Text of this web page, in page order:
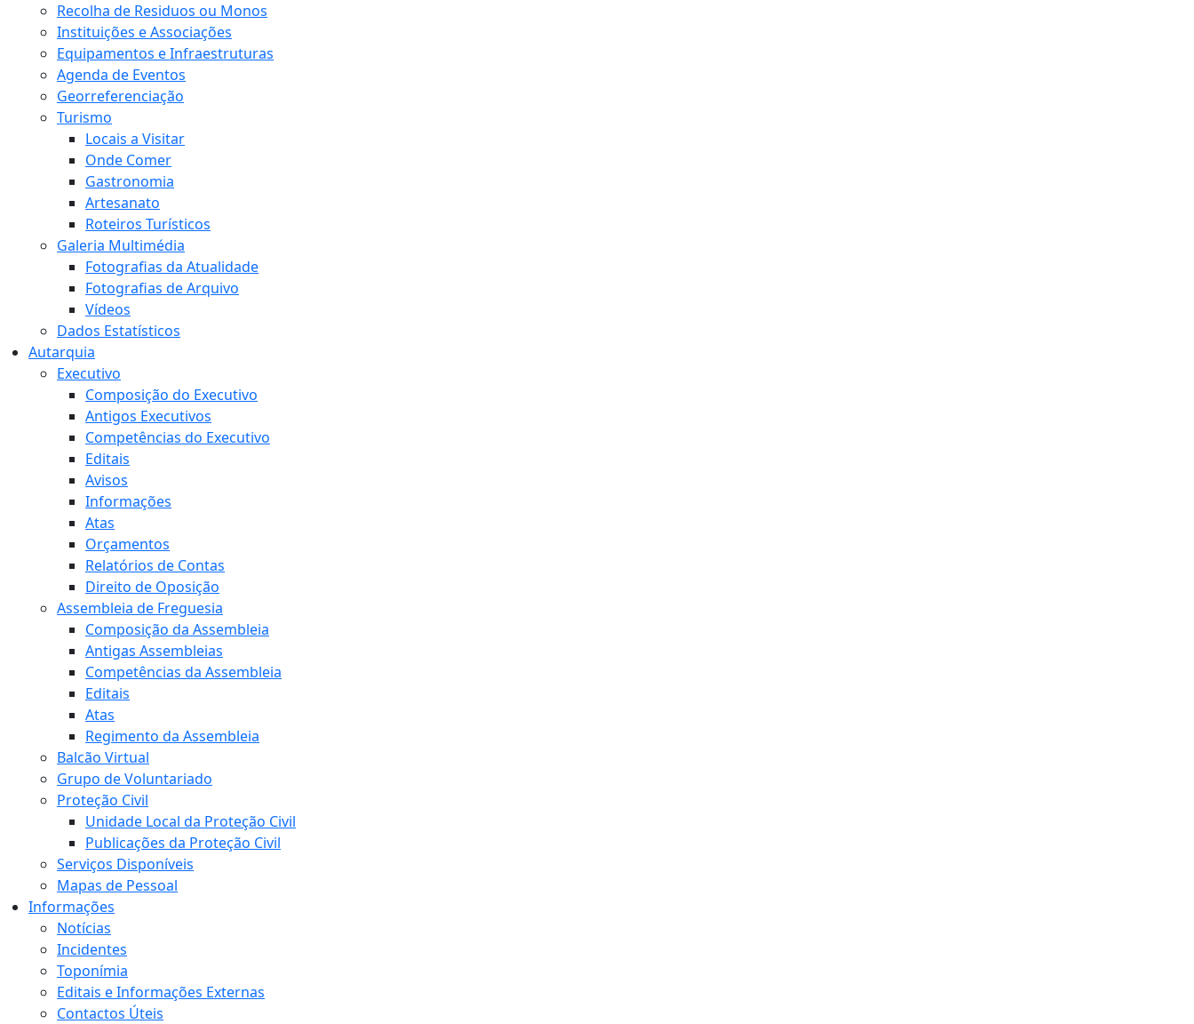
Recolha de Residuos ou Monos
Instituições e Associações
Equipamentos e Infraestruturas
Agenda de Eventos
Georreferenciação
Turismo
Locais a Visitar
Onde Comer
Gastronomia
Artesanato
Roteiros Turísticos
Galeria Multimédia
Fotografias da Atualidade
Fotografias de Arquivo
Vídeos
Dados Estatísticos
Autarquia
Executivo
Composição do Executivo
Antigos Executivos
Competências do Executivo
Editais
Avisos
Informações
Atas
Orçamentos
Relatórios de Contas
Direito de Oposição
Assembleia de Freguesia
Composição da Assembleia
Antigas Assembleias
Competências da Assembleia
Editais
Atas
Regimento da Assembleia
Balcão Virtual
Grupo de Voluntariado
Proteção Civil
Unidade Local da Proteção Civil
Publicações da Proteção Civil
Serviços Disponíveis
Mapas de Pessoal
Informações
Notícias
Incidentes
Toponímia
Editais e Informações Externas
Contactos Úteis